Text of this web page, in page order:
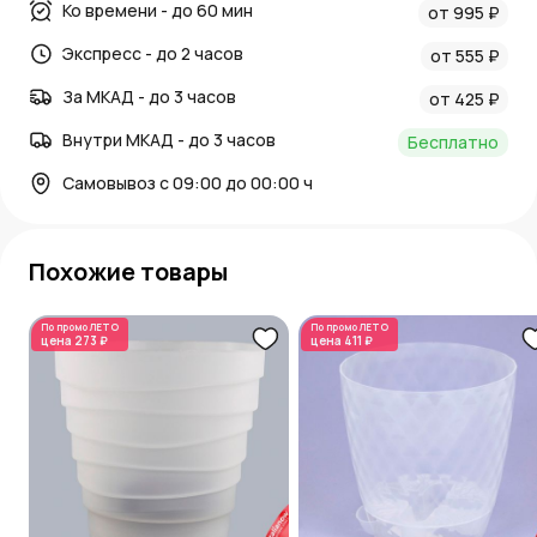
Ко времени - до 60 мин
от 995 ₽
Экспресс - до 2 часов
от 555 ₽
За МКАД - до 3 часов
от 425 ₽
Внутри МКАД - до 3 часов
Бесплатно
Самовывоз с 09:00 до 00:00 ч
Похожие товары
По промоЛЕТО
цена 273 ₽
По промоЛЕТО
цена 411 ₽